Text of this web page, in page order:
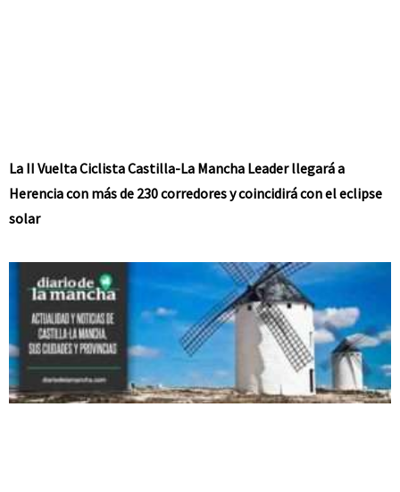
La II Vuelta Ciclista Castilla-La Mancha Leader llegará a
Herencia con más de 230 corredores y coincidirá con el eclipse
solar